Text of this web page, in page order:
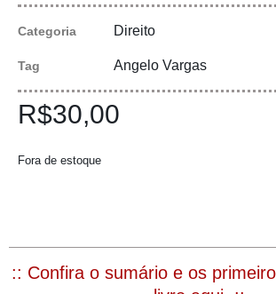
Categoria Direito
Tag Angelo Vargas
R$30,00
Fora de estoque
:: Confira o sumário e os